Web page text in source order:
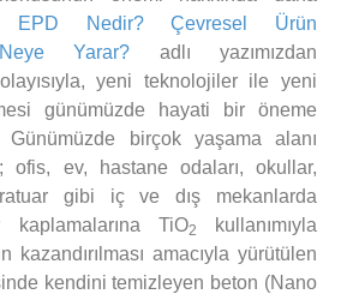
EPD Nedir? Çevresel Ürün
Yarar? adlı yazımızdan
yeni teknolojiler ile yeni
günümüzde hayati bir öneme
birçok yaşama alanı
ofis, ev, hastane odaları, okullar,
gibi iç ve dış mekanlarda
kaplamalarına TiO2
kullanımıyla
kazandırılması amacıyla yürütülen
kendini temizleyen beton (Nano